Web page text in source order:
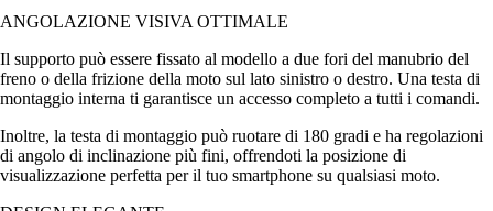
ANGOLAZIONE VISIVA OTTIMALE
Il supporto può essere fissato al modello a due fori del manubrio del
freno o della frizione della moto sul lato sinistro o destro. Una testa di
montaggio interna ti garantisce un accesso completo a tutti i comandi.
Inoltre, la testa di montaggio può ruotare di 180 gradi e ha regolazioni
di angolo di inclinazione più fini, offrendoti la posizione di
visualizzazione perfetta per il tuo smartphone su qualsiasi moto.